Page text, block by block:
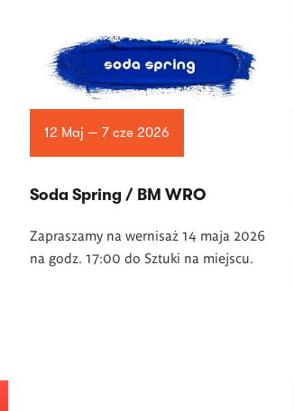
12 Maj — 7 cze 2026
Soda Spring / BM WRO
Zapraszamy na wernisaż 14 maja 2026
na godz. 17:00 do Sztuki na miejscu.